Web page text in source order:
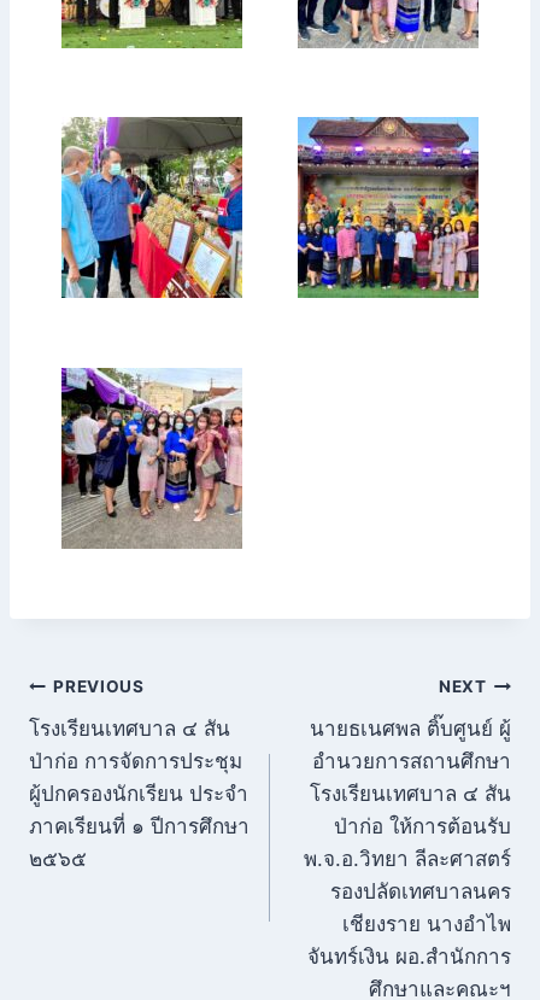
แนะแนว
เรื่อง
PREVIOUS
โรงเรียนเทศบาล ๔ สัน
ป่าก่อ การจัดการประชุม
ผู้ปกครองนักเรียน ประจำ
ภาคเรียนที่ ๑ ปีการศึกษา
๒๕๖๕
NEXT
นายธเนศพล ติ๊บศูนย์ ผู้
อำนวยการสถานศึกษา
โรงเรียนเทศบาล ๔ สัน
ป่าก่อ ให้การต้อนรับ
พ.จ.อ.วิทยา ลีละศาสตร์
รองปลัดเทศบาลนคร
เชียงราย นางอำไพ
จันทร์เงิน ผอ.สำนักการ
ศึกษาและคณะฯ